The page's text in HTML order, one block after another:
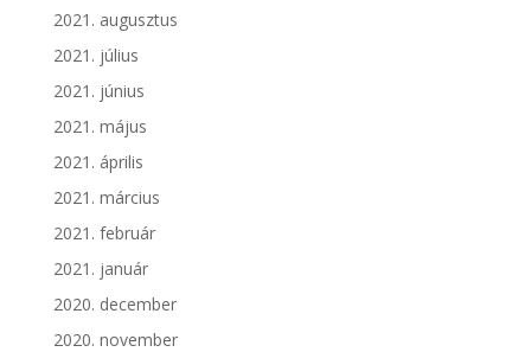
2021. augusztus
2021. július
2021. június
2021. május
2021. április
2021. március
2021. február
2021. január
2020. december
2020. november